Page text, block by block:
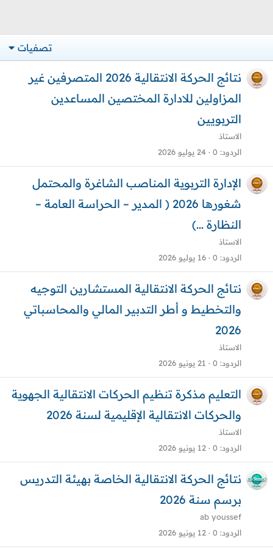
تصفيات
نتائج الحركة الانتقالية 2026 المتصرفين غير
المزاولين للادارة المختصين المساعدين
التربويين
الاستاذ
الردود 0 24 يوليو 2026
الإدارة التربوية المناصب الشاغرة والمحتمل
شغورها 2026 ( المدير – الحراسة العامة –
النظارة ...)
الاستاذ
الردود 0 16 يوليو 2026
نتائج الحركة الانتقالية المستشارين التوجيه
والتخطيط و أطر التدبير المالي والمحاسباتي
2026
الاستاذ
الردود 0 21 يونيو 2026
التعليم مذكرة تنظيم الحركات الانتقالية الجهوية
والحركات الانتقالية الإقليمية لسنة 2026
الاستاذ
الردود 0 12 يونيو 2026
نتائج الحركة الانتقالية الخاصة بهيئة التدريس
برسم سنة 2026
ab youssef
الردود 0 12 يونيو 2026